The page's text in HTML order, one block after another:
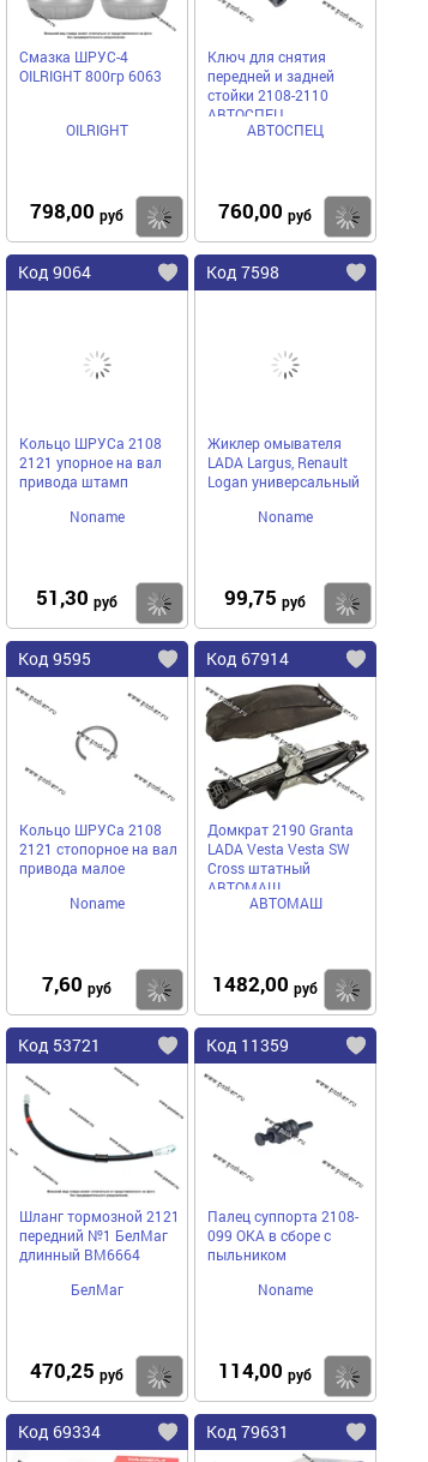
Смазка ШРУС-4
ОILRIGHT 800гр 6063
OILRIGHT
798,00 руб Купить
Ключ для снятия
передней и задней
стойки 2108-2110
АВТОСПЕЦ
АВТОСПЕЦ
760,00 руб
Код 9064
Кольцо ШРУСа 2108
2121 упорное на вал
привода штамп
Noname
51,30 руб Купить
Код 7598
Жиклер омывателя
LADA Largus, Renault
Logan универсальный
Noname
99,75 руб
Код 9595
Кольцо ШРУСа 2108
2121 стопорное на вал
привода малое
Noname
7,60 руб Купить
Код 67914
Домкрат 2190 Granta
LADA Vesta Vesta SW
Cross штатный
АВТОМАШ
АВТОМАШ
1482,00 руб
Код 53721
Шланг тормозной 2121
передний №1 БелМаг
длинный BM6664
БелМаг
470,25 руб Купить
Код 11359
Палец суппорта 2108-
099 ОКА в сборе с
пыльником
Noname
114,00 руб
Код 69334 Код 79631